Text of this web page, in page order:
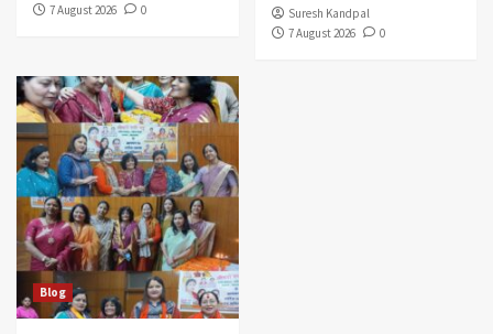
7 August 2026
0
Suresh Kandpal
7 August 2026
0
Blog